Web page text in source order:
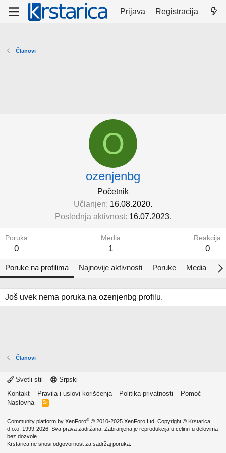
Prijava Registracija
Članovi
O
ozenjenbg
Početnik
Učlanjen 16.08.2020.
Poslednja aktivnost 16.07.2023.
Poruka
0
Media
1
Reakcija
0
Poruke na profilima Najnovije aktivnosti Poruke Media
Još uvek nema poruka na ozenjenbg profilu.
Članovi
Svetli stil
Srpski
Kontakt
Pravila i uslovi korišćenja Politika privatnosti
Pomoć
Naslovna
R
Community platform by XenForo® © 2010-2025 XenForo Ltd. Copyright © Krstarica
d.o.o. 1999-2026. Sva prava zadržana. Zabranjena je reprodukcija u celini i u delovima
bez dozvole.
Krstarica ne snosi odgovornost za sadržaj poruka.